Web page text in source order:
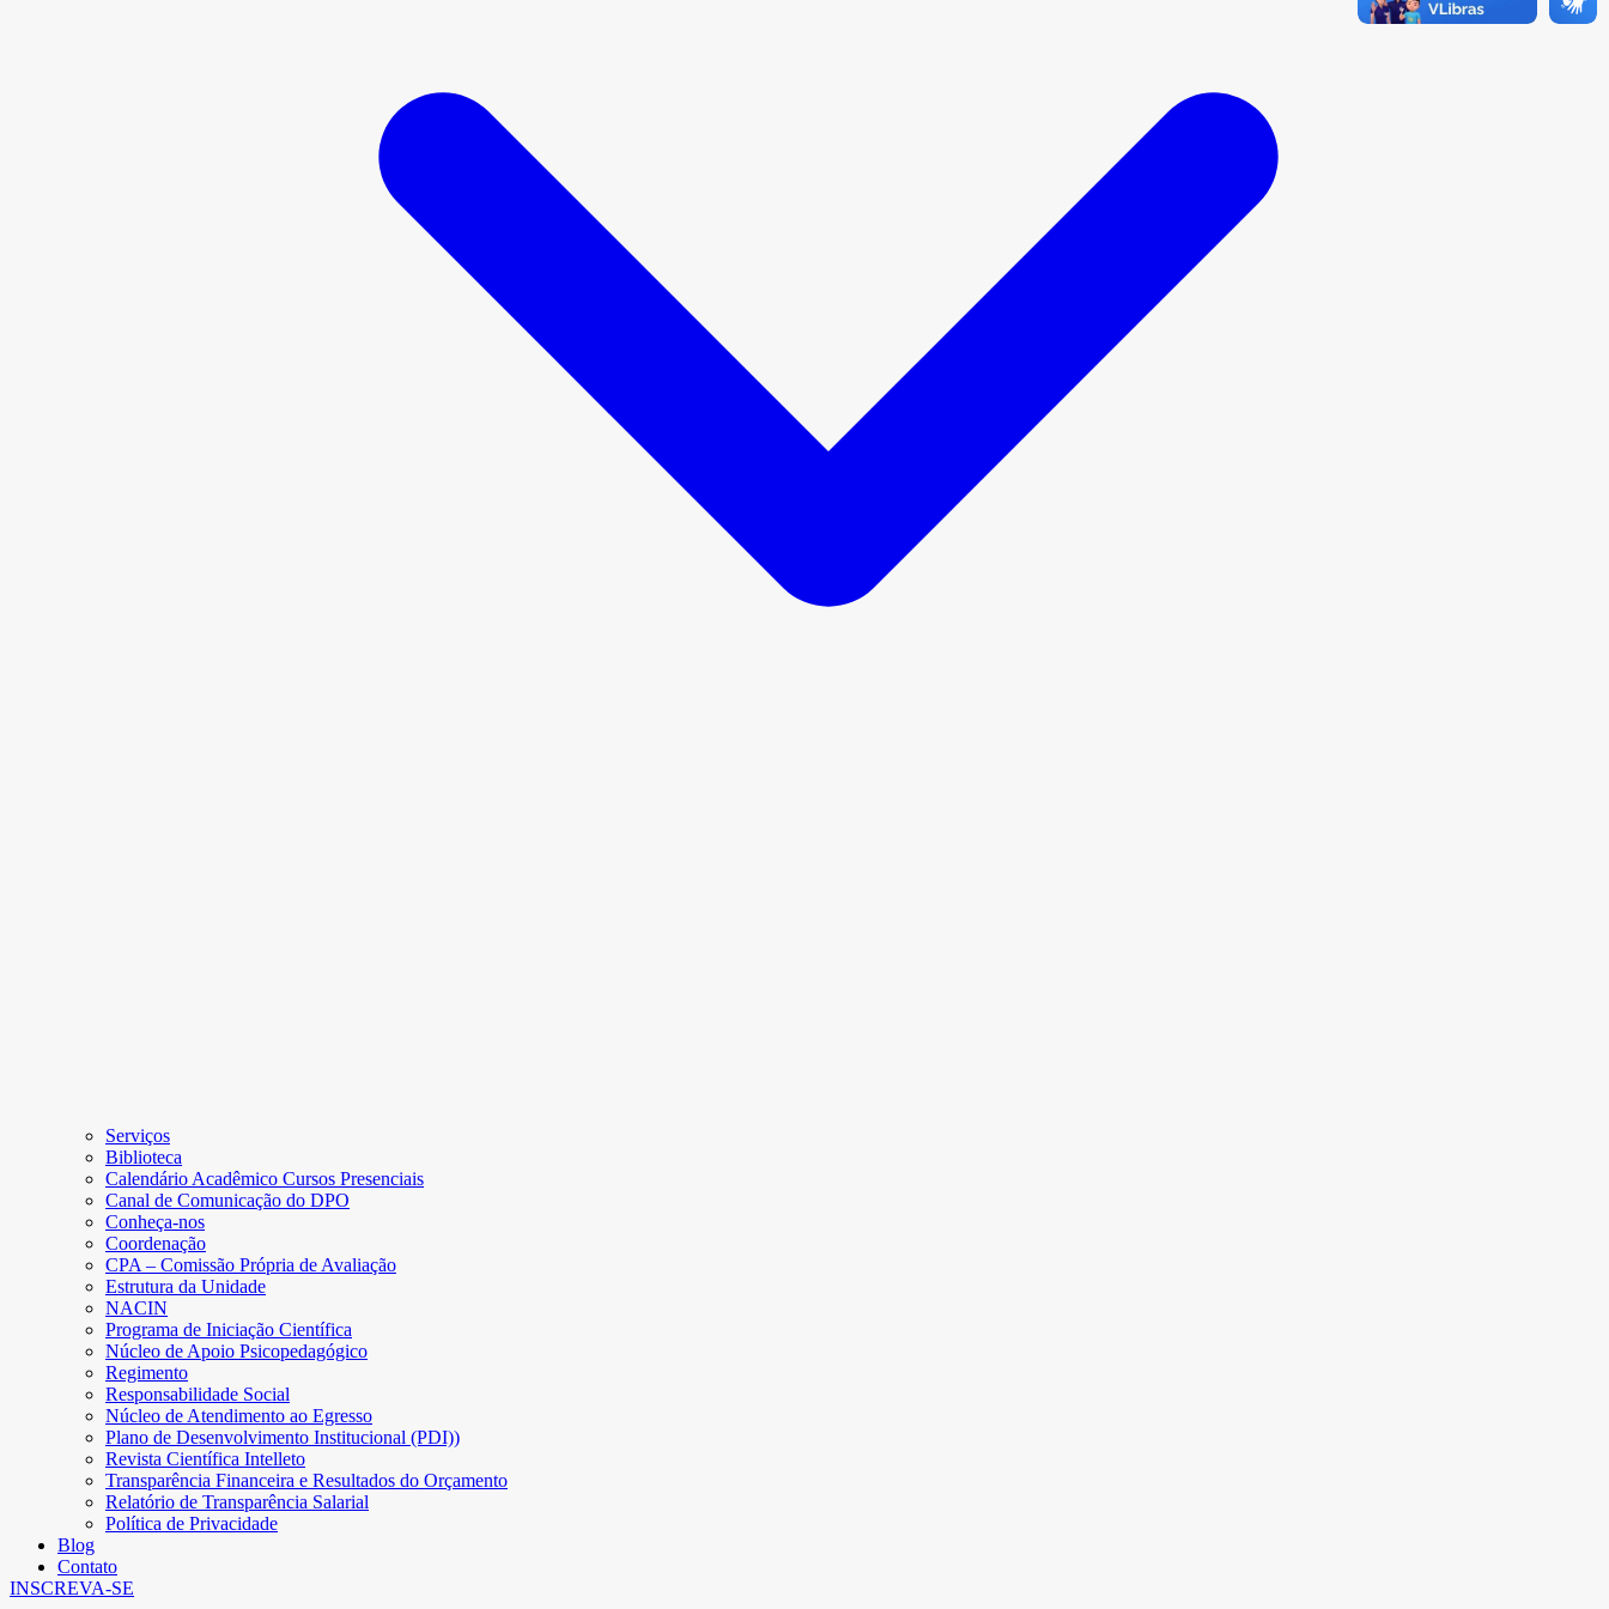
Serviços
Biblioteca
Calendário Acadêmico Cursos Presenciais
Canal de Comunicação do DPO
Conheça-nos
Coordenação
CPA – Comissão Própria de Avaliação
Estrutura da Unidade
NACIN
Programa de Iniciação Científica
Núcleo de Apoio Psicopedagógico
Regimento
Responsabilidade Social
Núcleo de Atendimento ao Egresso
Plano de Desenvolvimento Institucional (PDI))
Revista Científica Intelleto
Transparência Financeira e Resultados do Orçamento
Relatório de Transparência Salarial
Política de Privacidade
Blog
Contato
INSCREVA-SE